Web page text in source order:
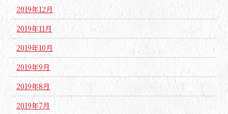
2019年12月
2019年11月
2019年10月
2019年9月
2019年8月
2019年7月